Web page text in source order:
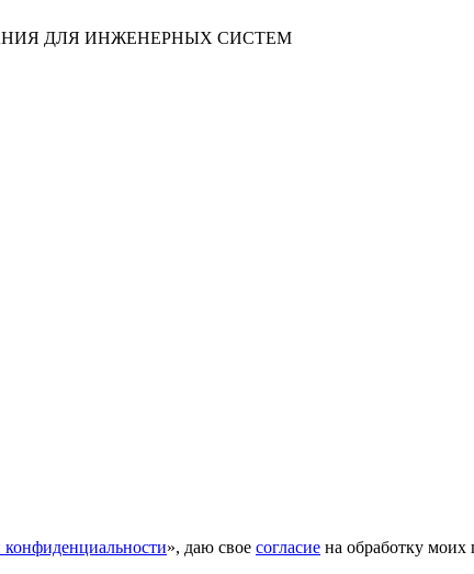
ДЛЯ ИНЖЕНЕРНЫХ СИСТЕМ
», даю свое согласие на обработку моих